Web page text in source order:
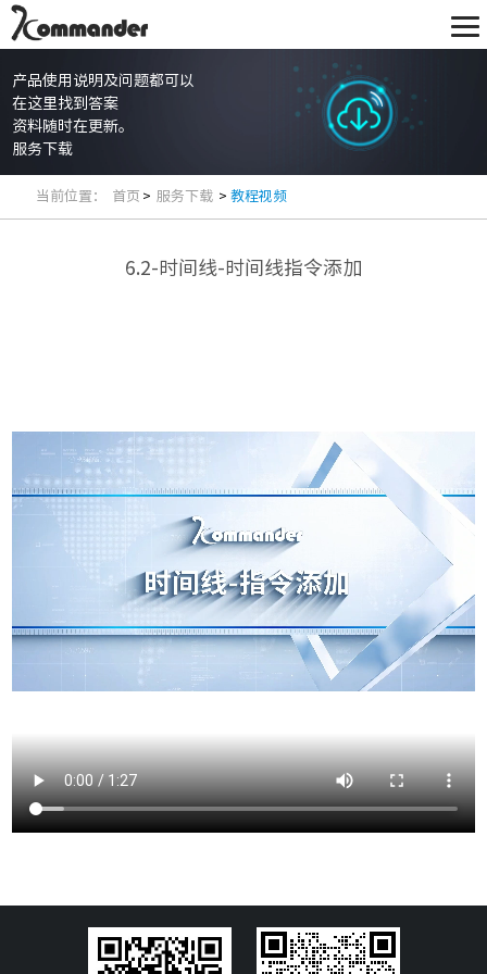
产品使用说明及问题都可以
在这里找到答案
资料随时在更新。
服务下载
当前位置： 首页 > 服务下载 >教程视频
6.2-时间线-时间线指令添加